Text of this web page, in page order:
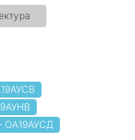
- ОА19АУСД